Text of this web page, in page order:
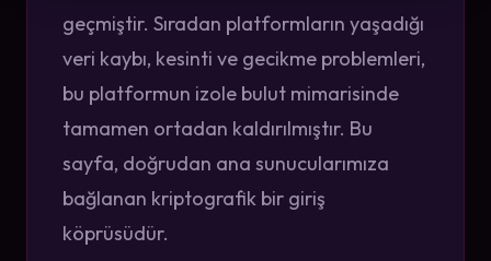
geçmiştir. Sıradan platformların yaşadığı
veri kaybı, kesinti ve gecikme problemleri,
bu platformun izole bulut mimarisinde
tamamen ortadan kaldırılmıştır. Bu
sayfa, doğrudan ana sunucularımıza
bağlanan kriptografik bir giriş
köprüsüdür.